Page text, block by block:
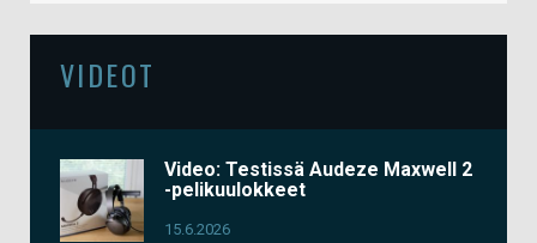
VIDEOT
Video: Testissä Audeze Maxwell 2
-pelikuulokkeet
15.6.2026